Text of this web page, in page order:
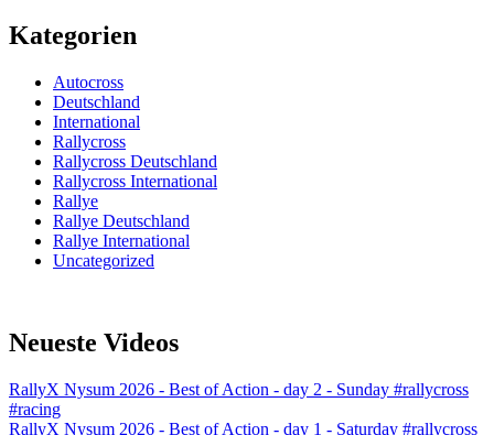
Kategorien
Autocross
Deutschland
International
Rallycross
Rallycross Deutschland
Rallycross International
Rallye
Rallye Deutschland
Rallye International
Uncategorized
Neueste Videos
RallyX Nysum 2026 - Best of Action - day 2 - Sunday #rallycross
#racing
RallyX Nysum 2026 - Best of Action - day 1 - Saturday #rallycross